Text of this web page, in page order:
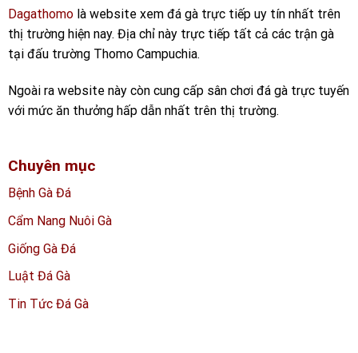
Dagathomo là website xem đá gà trực tiếp uy tín nhất trên
thị trường hiện nay. Địa chỉ này trực tiếp tất cả các trận gà
tại đấu trường Thomo Campuchia.
Ngoài ra website này còn cung cấp sân chơi đá gà trực tuyến
với mức ăn thưởng hấp dẫn nhất trên thị trường.
Chuyên mục
Bệnh Gà Đá
Cẩm Nang Nuôi Gà
Giống Gà Đá
Luật Đá Gà
Tin Tức Đá Gà